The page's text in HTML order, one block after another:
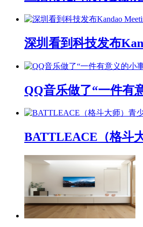
深圳看到科技发布
QQ音乐做了“一件有
BATTLEACE（格斗